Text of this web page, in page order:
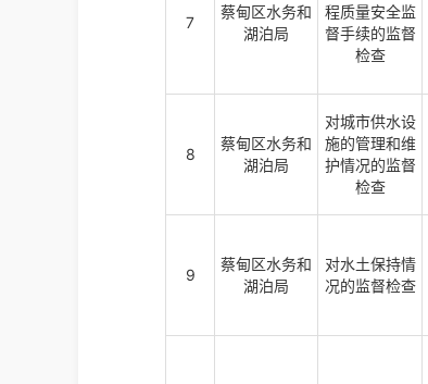
7
蔡甸区水务和
湖泊局
程质量安全监
督手续的监督
检查
8
蔡甸区水务和
湖泊局
对城市供水设
施的管理和维
护情况的监督
检查
9
蔡甸区水务和
湖泊局
对水土保持情
况的监督检查